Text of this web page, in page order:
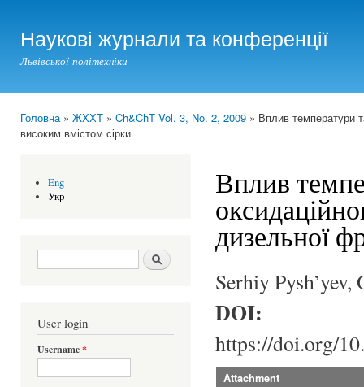
Наукові журнали та конференції
Львівської політехніки
You are here
Головна» ЖХХТ » Ch&ChT Vol. 3, No. 2, 2009 » Вплив температури
високим вмістом сірки
Eng
Укр
Search form Шукати
User login
Username*
Вплив
дизельної
Serhiy
DOI:
https://doi.org/
Attachment